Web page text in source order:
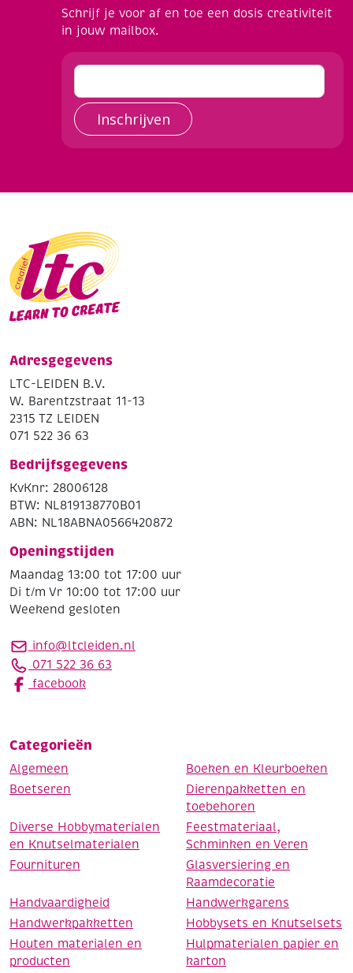
Schrijf je voor af en toe een dosis creativiteit
in jouw mailbox.
Inschrijven
Adresgegevens
LTC-LEIDEN B.V.
W. Barentzstraat 11-13
2315 TZ LEIDEN
071 522 36 63
Bedrijfsgegevens
KvKnr: 28006128
BTW: NL819138770B01
ABN: NL18ABNA0566420872
Openingstijden
Maandag 13:00 tot 17:00 uur
Di t/m Vr 10:00 tot 17:00 uur
Weekend gesloten
info@ltcleiden.nl
071 522 36 63
facebook
Categorieën
Algemeen
Boeken en Kleurboeken
Boetseren
Dierenpakketten en
toebehoren
Diverse Hobbymaterialen
en Knutselmaterialen
Feestmateriaal,
Schminken en Veren
Fournituren
Glasversiering en
Raamdecoratie
Handvaardigheid
Handwerkgarens
Handwerkpakketten
Hobbysets en Knutselsets
Houten materialen en
producten
Hulpmaterialen papier en
karton